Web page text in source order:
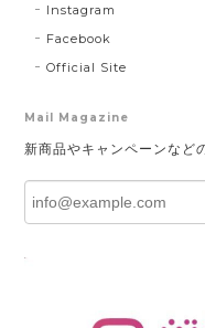
Instagram
Facebook
Official Site
Mail Magazine
新商品やキャンペーンなど